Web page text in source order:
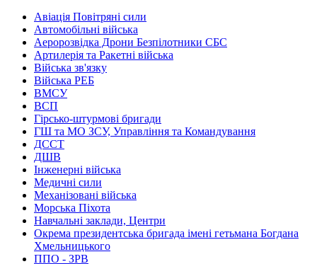
Авіація Повітряні сили
Автомобільні війська
Аеророзвідка Дрони Безпілотники СБС
Артилерія та Ракетні війська
Війська зв'язку
Війська РЕБ
ВМСУ
ВСП
Гірсько-штурмові бригади
ГШ та МО ЗСУ, Управління та Командування
ДССТ
ДШВ
Інженерні війська
Медичні сили
Механізовані війська
Морська Піхота
Навчальні заклади, Центри
Окрема президентська бригада імені гетьмана Богдана
Хмельницького
ППО - ЗРВ